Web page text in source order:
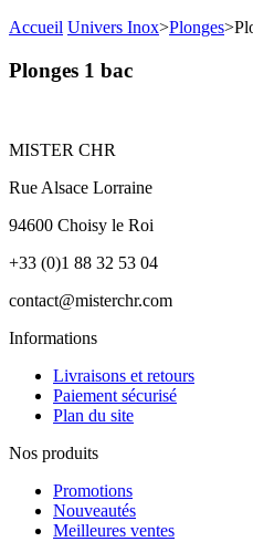
Accueil Univers Inox>Plonges>
Plonges 1 bac
MISTER CHR
Rue Alsace Lorraine
94600 Choisy le Roi
+33 (0)1 88 32 53 04
contact@misterchr.com
Informations
Livraisons et retours
Paiement sécurisé
Plan du site
Nos produits
Promotions
Nouveautés
Meilleures ventes